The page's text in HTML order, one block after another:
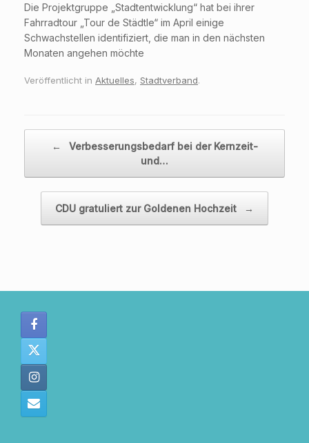
Die Projektgruppe „Stadtentwicklung“ hat bei ihrer
Fahrradtour „Tour de Städtle“ im April einige
Schwachstellen identifiziert, die man in den nächsten
Monaten angehen möchte
Veröffentlicht in Aktuelles, Stadtverband.
←
Verbesserungsbedarf bei der Kernzeit-
und…
CDU gratuliert zur Goldenen Hochzeit →